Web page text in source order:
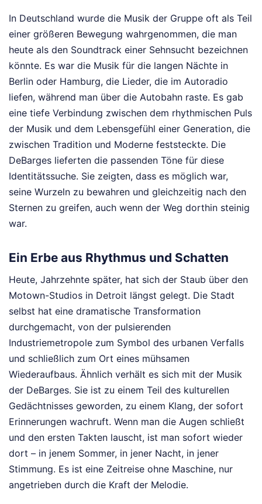
In Deutschland wurde die Musik der Gruppe oft als Teil
einer größeren Bewegung wahrgenommen, die man
heute als den Soundtrack einer Sehnsucht bezeichnen
könnte. Es war die Musik für die langen Nächte in
Berlin oder Hamburg, die Lieder, die im Autoradio
liefen, während man über die Autobahn raste. Es gab
eine tiefe Verbindung zwischen dem rhythmischen Puls
der Musik und dem Lebensgefühl einer Generation, die
zwischen Tradition und Moderne feststeckte. Die
DeBarges lieferten die passenden Töne für diese
Identitätssuche. Sie zeigten, dass es möglich war,
seine Wurzeln zu bewahren und gleichzeitig nach den
Sternen zu greifen, auch wenn der Weg dorthin steinig
war.
Ein Erbe aus Rhythmus und Schatten
Heute, Jahrzehnte später, hat sich der Staub über den
Motown-Studios in Detroit längst gelegt. Die Stadt
selbst hat eine dramatische Transformation
durchgemacht, von der pulsierenden
Industriemetropole zum Symbol des urbanen Verfalls
und schließlich zum Ort eines mühsamen
Wiederaufbaus. Ähnlich verhält es sich mit der Musik
der DeBarges. Sie ist zu einem Teil des kulturellen
Gedächtnisses geworden, zu einem Klang, der sofort
Erinnerungen wachruft. Wenn man die Augen schließt
und den ersten Takten lauscht, ist man sofort wieder
dort – in jenem Sommer, in jener Nacht, in jener
Stimmung. Es ist eine Zeitreise ohne Maschine, nur
angetrieben durch die Kraft der Melodie.